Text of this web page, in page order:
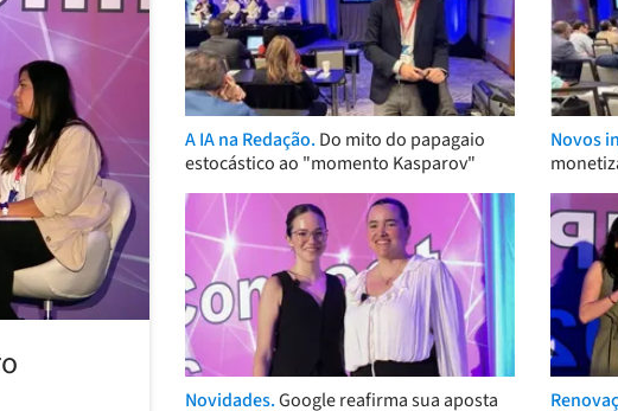
A IA na Redação. Do mito do papagaio
estocástico ao "momento Kasparov"
Novos
Novidades.Google reafirma sua aposta